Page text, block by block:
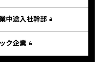
中途入社幹部
ク企業